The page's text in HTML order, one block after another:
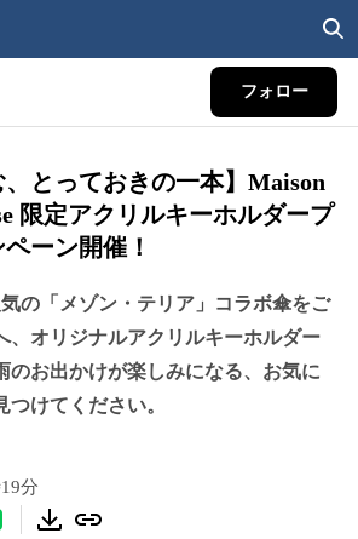
フォロー
、とっておきの一本】Maison
限定アクリルキーホルダープ
ーン開催！
の「メゾン・テリア」コラボ傘をご
、オリジナルアクリルキーホルダー
のお出かけが楽しみになる、お気に
つけてください。
分